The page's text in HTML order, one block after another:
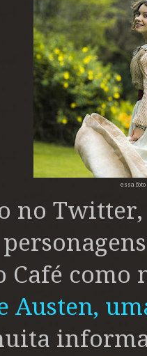
essa
no
Café
Austen,